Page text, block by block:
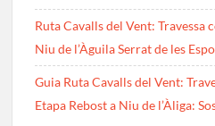
Ruta Cavalls del Vent: Travessa
Niu de l’Àguila Serrat de les
Guia Ruta Cavalls del Vent:
Etapa Rebost a Niu de l’Àliga: